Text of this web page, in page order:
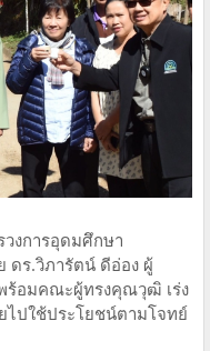
วงการอุดมศึกษา
ดร.วิภารัตน์ ดีอ่อง ผู้
ร้อมคณะผู้ทรงคุณวุฒิ เร่ง
ไปใช้ประโยชน์ตามโจทย์